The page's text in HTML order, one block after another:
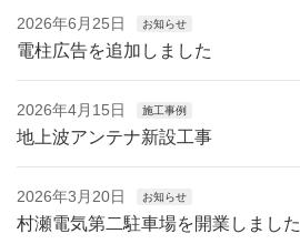
2026年6月25日 お知らせ
電柱広告を追加しました
2026年4月15日 施工事例
地上波アンテナ新設工事
2026年3月20日 お知らせ
村瀬電気第二駐車場を開業しました